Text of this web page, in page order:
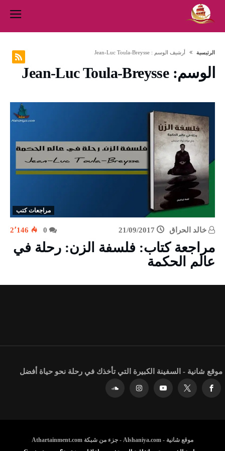
‫الرئيسية‬ ‫أرشيف الوسم :‬ Jean-Luc Toula-Breysse
الوسم:Jean-Luc Toula-Breysse
مراجعات كتب
خالد الحراق 21/09/2017 2٬146
مراجعة كتاب: فلسفة الزن: رحلة في
عالم الحكمة
موقع شانية - السفينة الكبيرة التي تأخذك في رحلة نحو حياة أفضل
موقع شانية - Alshaniya.com - جزء من شبكة Athartainment.com